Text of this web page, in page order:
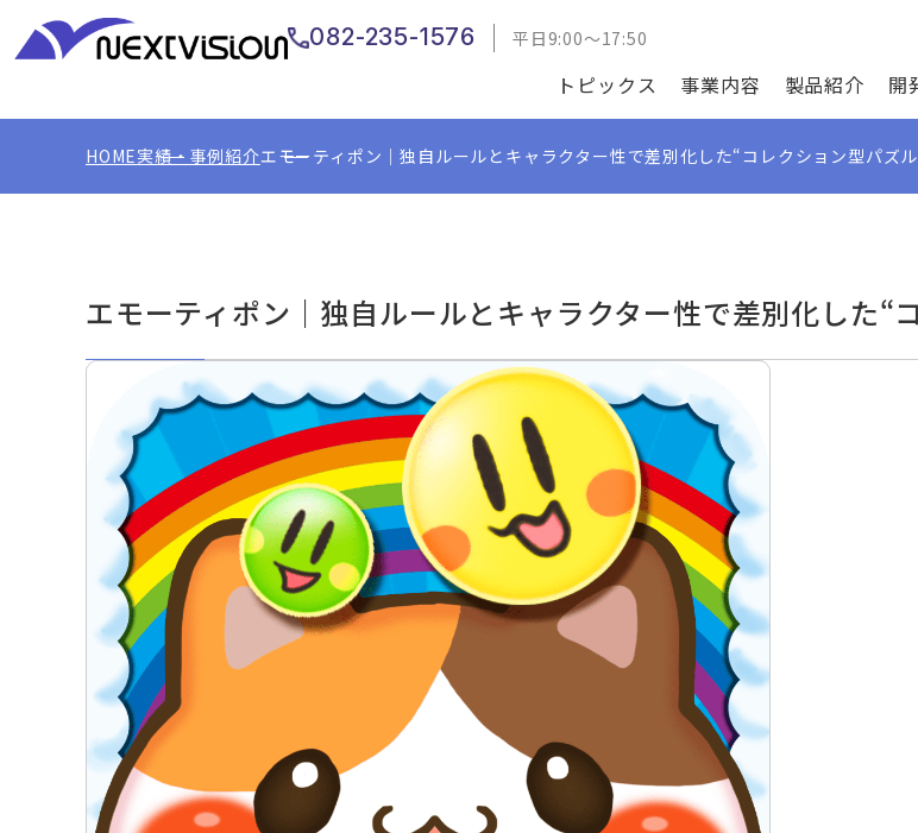
トピックス 事業内容 製品紹介 開
082-235-1576 平日9:00～17:50
HOME実績・事例紹介エモーティポン｜独自ルールとキャラクター性で差別化した“コレクション型パズ
エモーティポン｜独自ルールとキャラクター性で差別化した“